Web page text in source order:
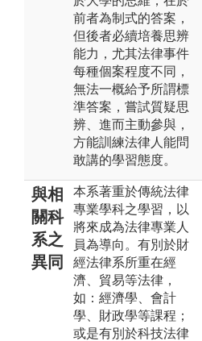
前者為制式的答案，
但後者必續培養思辨
能力，尤其法律事件
每種個案程度不同，
無法一概給予所謂標
準答案，嘗試質疑思
辨、進而主動參與，
方能訓練法律人能問
敢講的學習態度。
與相
關科
系之
異同
本系著重於傳統法律
專業學科之學習，以
將來成為法律專業人
員為導向。有別於財
經法律系所重在經
濟、貿易等法律，
如：經濟學、會計
學、財政學等課程；
或是有別於科技法律